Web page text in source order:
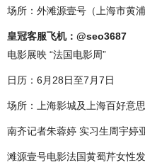
场所：外滩源壹号（上海市黄
皇冠客服飞机：@seo3687
电影展映 “法国电影周”
日历：6月28日至7月7日
场所：上海影城及上海百好意
南齐记者朱蓉婷 实习生周宇婷
滩源壹号电影法国黄蜀芹女性